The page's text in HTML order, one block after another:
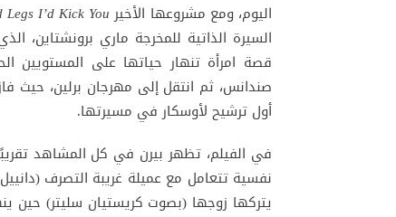
اليوم، ومع مشروعها الأخير I’d Kick You
قصة امرأة تنهار حياتها على المستويين
صندانس، ثم انتقل إلى مهرجان برلين، حيث
أول ترشيح لأوسكار في مسيرتها.
في الفيلم، تظهر بيرن في كل المشاهد
نفسية تتعامل مع عميلة غريبة التصرف
يتركها زوجها (بصوت كريستيان سليتر) حين